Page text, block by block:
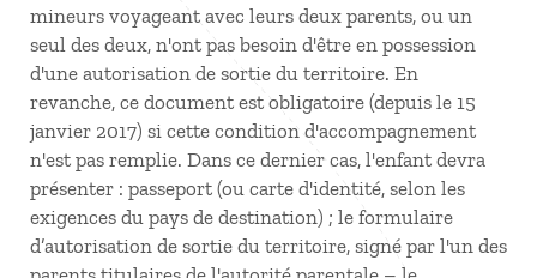
mineurs voyageant avec leurs deux parents, ou un
seul des deux, n'ont pas besoin d'être en possession
d'une autorisation de sortie du territoire. En
revanche, ce document est obligatoire (depuis le 15
janvier 2017) si cette condition d'accompagnement
n'est pas remplie. Dans ce dernier cas, l'enfant devra
présenter : passeport (ou carte d'identité, selon les
exigences du pays de destination) ; le formulaire
d’autorisation de sortie du territoire, signé par l'un des